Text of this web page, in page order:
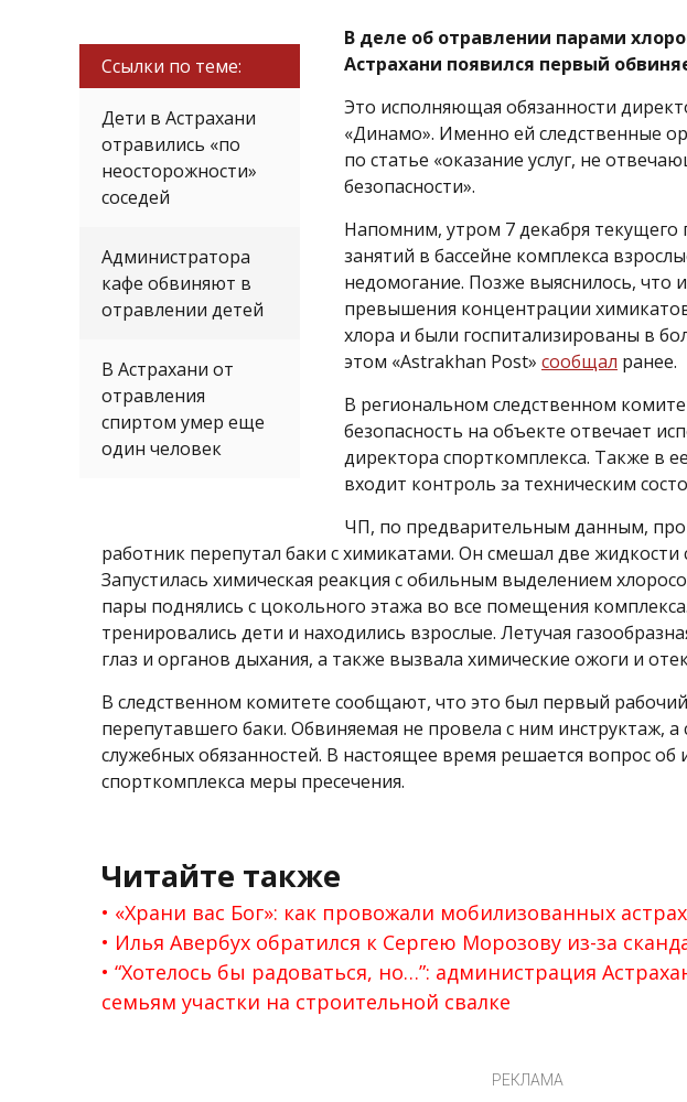
Ссылки по теме:
Дети в Астрахани
отравились «по
неосторожности»
соседей
Администратора
кафе обвиняют в
отравлении детей
В Астрахани от
отравления
спиртом умер еще
один человек
В деле об отравлении парами
Астрахани появился первый
Это исполняющая обязанности
«Динамо». Именно ей следственные
по статье «оказание услуг, не
безопасности».
Напомним, утром 7 декабря текущего
занятий в бассейне комплекса
недомогание. Позже выяснилось, что
превышения концентрации
хлора и были госпитализированы в
этом «Astrakhan Post» сообщал ранее.
В региональном следственном
безопасность на объекте отвечает
директора спорткомплекса. Также в
входит контроль за техническим
ЧП, по предварительным данным,
работник перепутал баки с химикатами. Он смешал две жидкости
Запустилась химическая реакция с обильным выделением
пары поднялись с цокольного этажа во все помещения
тренировались дети и находились взрослые. Летучая
глаз и органов дыхания, а также вызвала химические ожоги и
В следственном комитете сообщают, что это был первый
перепутавшего баки. Обвиняемая не провела с ним инструктаж, а
служебных обязанностей. В настоящее время решается вопрос об
спорткомплекса меры пресечения.
Читайте также
«Храни вас Бог»: как провожали мобилизованных
Илья Авербух обратился к Сергею Морозову из-за
“Хотелось бы радоваться, но…”: администрация
семьям участки на строительной свалке
РЕКЛАМА